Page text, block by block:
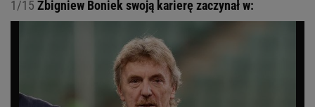
1/15 Zbigniew Boniek swoją karierę zaczynał w: